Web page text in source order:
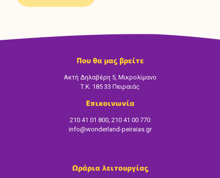
Που θα μας βρείτε
Ακτή Δηλαβέρη 5, Μικρολίμανο
Τ.Κ. 185 33 Πειραιάς
Επικοινωνία
210 41 01 800, 210 41 00 770
info@wonderland-peiraias.gr
Ωράρια λειτουργίας